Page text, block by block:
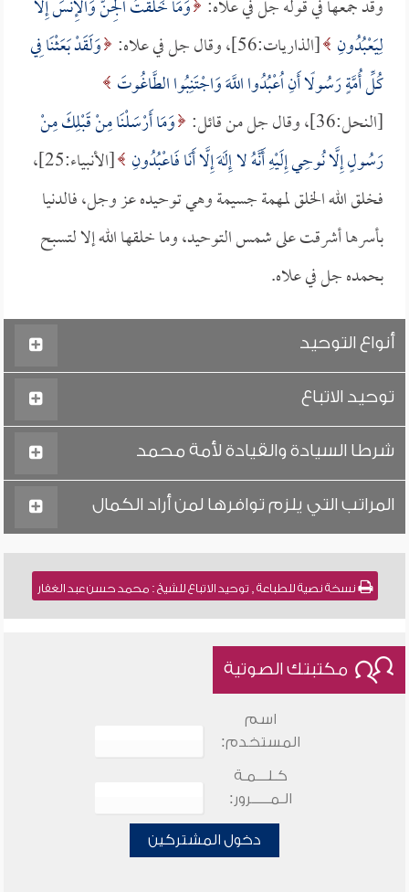
وقد جمعها في قوله جل في علاه: وَمَا خَلَقْتُ الْجِنَّ وَالإِنسَ إِلَّا
لِيَعْبُدُونِ [الذاريات:56]، وقال جل في علاه:
وَلَقَدْ بَعَثْنَا فِي
كُلِّ أُمَّةٍ رَسُولًا أَنِ اُعْبُدُوا اللَّهَ وَاجْتَنِبُوا الطَّاغُوتَ
[النحل:36]، وقال جل من قائل:
وَمَا أَرْسَلْنَا مِنْ قَبْلِكَ مِنْ
رَسُولٍ إِلَّا نُوحِي إِلَيْهِ أَنَّهُ لا إِلَهَ إِلَّا أَنَا فَاعْبُدُونِ
[الأنبياء:25]،
فخلق الله الخلق لمهمة جسيمة وهي توحيده عز وجل، فالدنيا
بأسرها أشرقت على شمس التوحيد، وما خلقها الله إلا لتسبح
بحمده جل في علاه.
أنواع التوحيد
توحيد الاتباع
شرطا السيادة والقيادة لأمة محمد
المراتب التي يلزم توافرها لمن أراد الكمال
نسخة نصية للطباعة , توحيد الاتباع للشيخ : محمد حسن عبد الغفار
مكتبتك الصوتية
اسم
المستخدم:
كـلـــمـة
الـمـــــرور:
دخول المشتركين